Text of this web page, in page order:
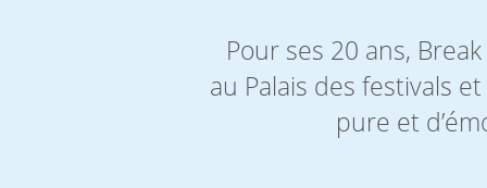
Pour ses 20 ans,
au Palais des festivals
pure et